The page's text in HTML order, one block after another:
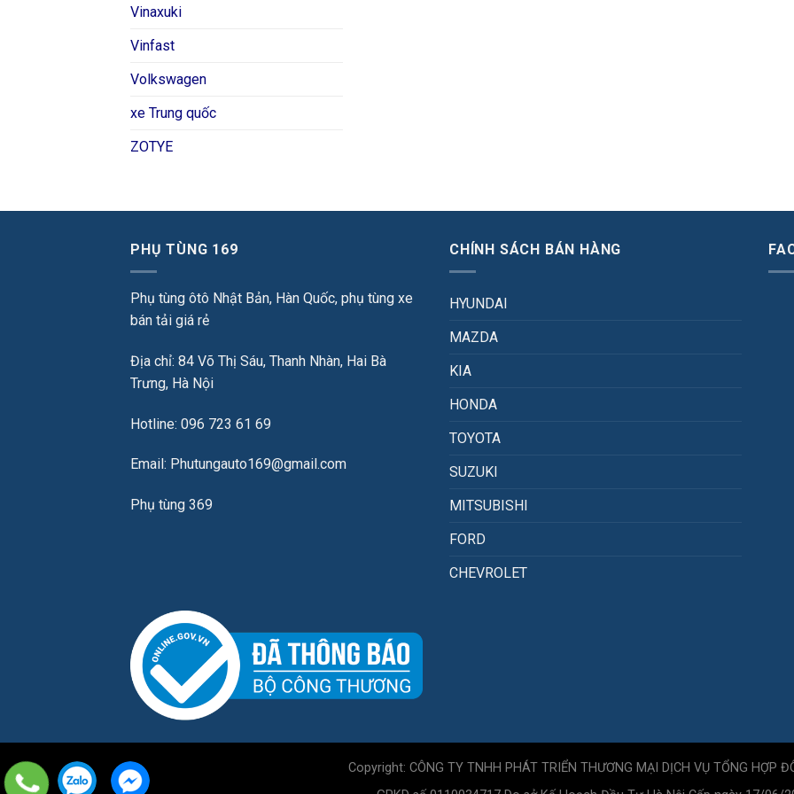
Vinaxuki
Vinfast
Volkswagen
xe Trung quốc
ZOTYE
PHỤ TÙNG 169
Phụ tùng ôtô Nhật Bản, Hàn Quốc, phụ tùng xe
bán tải giá rẻ
Địa chỉ: 84 Võ Thị Sáu, Thanh Nhàn, Hai Bà
Trưng, Hà Nội
Hotline: 096 723 61 69
Email: Phutungauto169@gmail.com
Phụ tùng 369
CHÍNH SÁCH BÁN HÀNG
HYUNDAI
MAZDA
KIA
HONDA
TOYOTA
SUZUKI
MITSUBISHI
FORD
CHEVROLET
Copyright: CÔNG TY TNHH PHÁT TRIỂN THƯƠNG MẠI DỊCH VỤ TỔNG HỢP